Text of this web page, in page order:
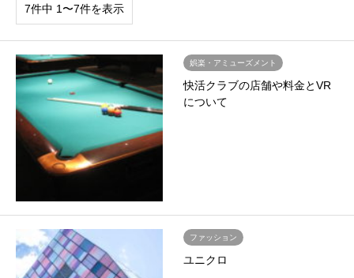
7件中 1〜7件を表示
娯楽・アミューズメント
快活クラブの店舗や料金とVR
について
ファッション
ユニクロ